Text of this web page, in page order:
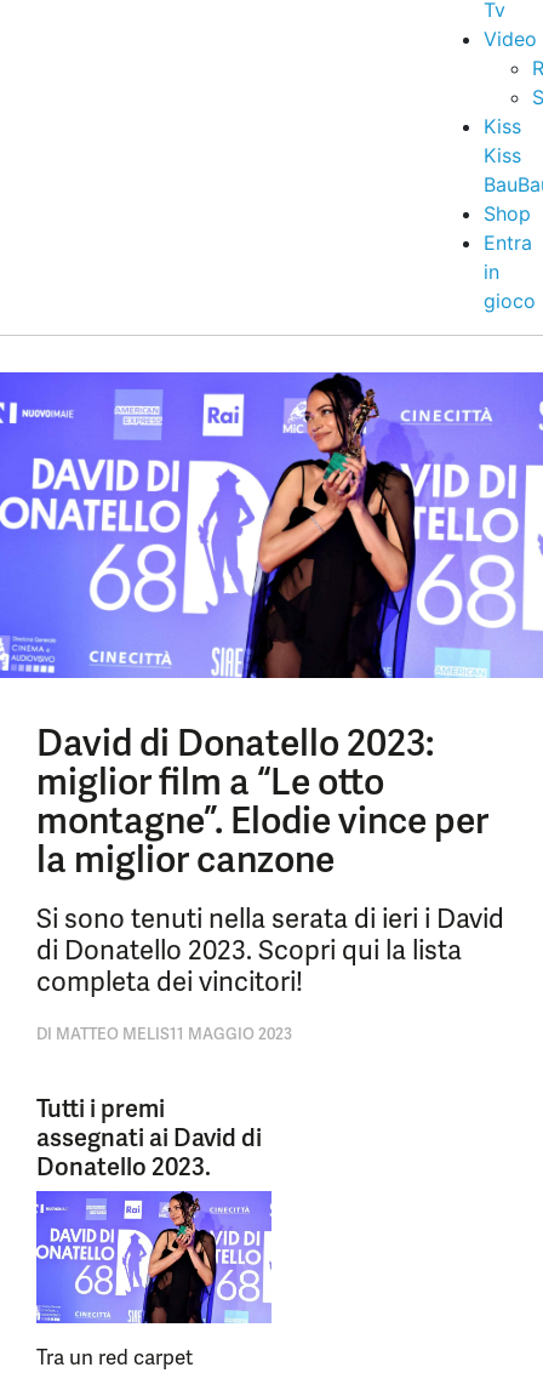
Tv
Video
Kiss
Kiss
Shop
Entra
in
gioco
David di Donatello 2023:
miglior film a “Le otto
montagne”. Elodie vince per
la miglior canzone
Si sono tenuti nella serata di ieri i David
di Donatello 2023. Scopri qui la lista
completa dei vincitori!
DI MATTEO MELIS11 MAGGIO 2023
Tutti i premi
assegnati ai David di
Donatello 2023.
Tra un red carpet